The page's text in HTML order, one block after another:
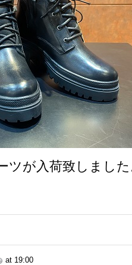
ツが入荷致しまし
at 19:00